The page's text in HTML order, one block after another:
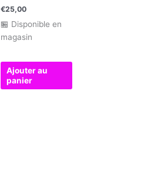
€25,00
🏪 Disponible en
magasin
Ajouter au
panier